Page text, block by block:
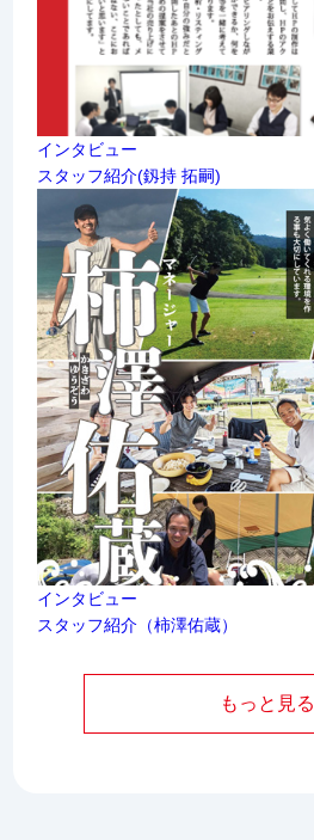
インタビュー
スタッフ紹介(釼持 拓嗣)
インタビュー
スタッフ紹介（柿澤佑蔵）
もっと見る